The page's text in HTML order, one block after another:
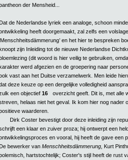
der Mensheid...
Dat de Nederlandse lyriek een analoge, schoon
heeft doorgemaakt, zal zelfs een
en het hier te bespreken
zijn Inleiding tot de nieuwe Nederlandse
(dit woord is hier veilig te gebruiken,
werd afgezien en de groepering naar
vast aan het Duitse verzamelwerk. Men leide
deze keuze op een dergelijke volledigheid
een objectief 16
overzicht geeft. Dit is, met alle
helaas niet het geval. Ik kom hier nog nader
waarderen.
Dirk Coster bevestigt door deze inleiding zijn
een klaar en zuiver proza; hij ontwerpt een
en vooral, hij heeft de gave een
De bewerker van Menschheitsdämmerung , Kurt
hartstochtelijk; Coster's stijl heeft de rust